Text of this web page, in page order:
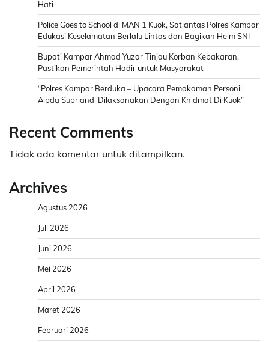
Hati
Police Goes to School di MAN 1 Kuok, Satlantas Polres Kampar
Edukasi Keselamatan Berlalu Lintas dan Bagikan Helm SNI
Bupati Kampar Ahmad Yuzar Tinjau Korban Kebakaran,
Pastikan Pemerintah Hadir untuk Masyarakat
“Polres Kampar Berduka – Upacara Pemakaman Personil
Aipda Supriandi Dilaksanakan Dengan Khidmat Di Kuok”
Recent Comments
Tidak ada komentar untuk ditampilkan.
Archives
Agustus 2026
Juli 2026
Juni 2026
Mei 2026
April 2026
Maret 2026
Februari 2026